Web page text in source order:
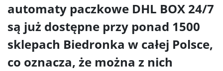
automaty paczkowe DHL BOX 24/7
są już dostępne przy ponad 1500
sklepach Biedronka w całej Polsce,
co oznacza, że można z nich